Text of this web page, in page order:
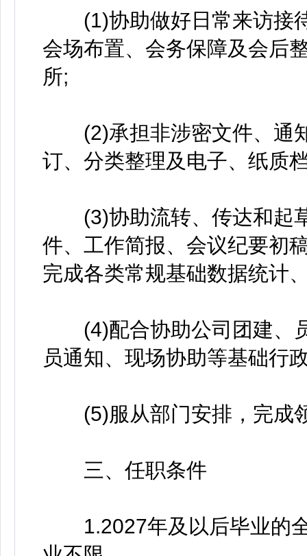
(1)协助做好日常来访接
会场布置、会务保障及会后
所;
(2)承担非涉密文件、通
订、分类整理及电子、纸质
(3)协助流转、传达和起
件、工作简报、会议纪要初
完成各类常规基础数据统计
(4)配合协助公司团建、
员通知、现场协助等基础行
(5)服从部门安排，完成
三、任职条件
1.2027年及以后毕业的全